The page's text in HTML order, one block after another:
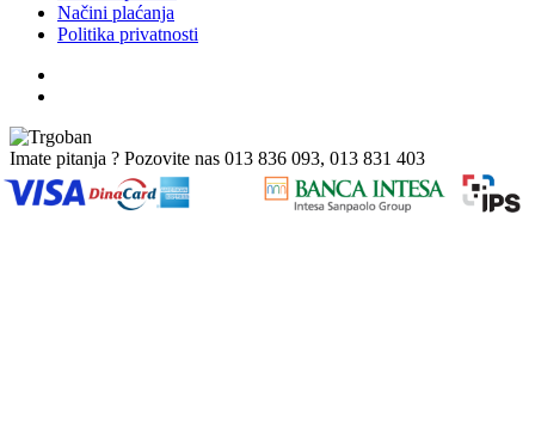
Načini plaćanja
Politika privatnosti
Imate pitanja ? Pozovite nas 013 836 093, 013 831 403